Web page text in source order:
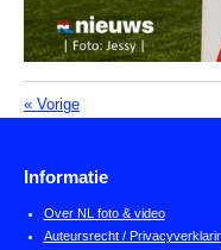
« Vorige
Informatie
Over NL foto & video
Auteursrecht /